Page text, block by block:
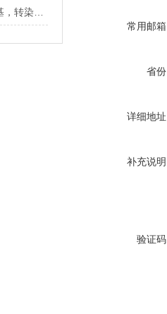
常用邮
省
详细地
补充说
验证